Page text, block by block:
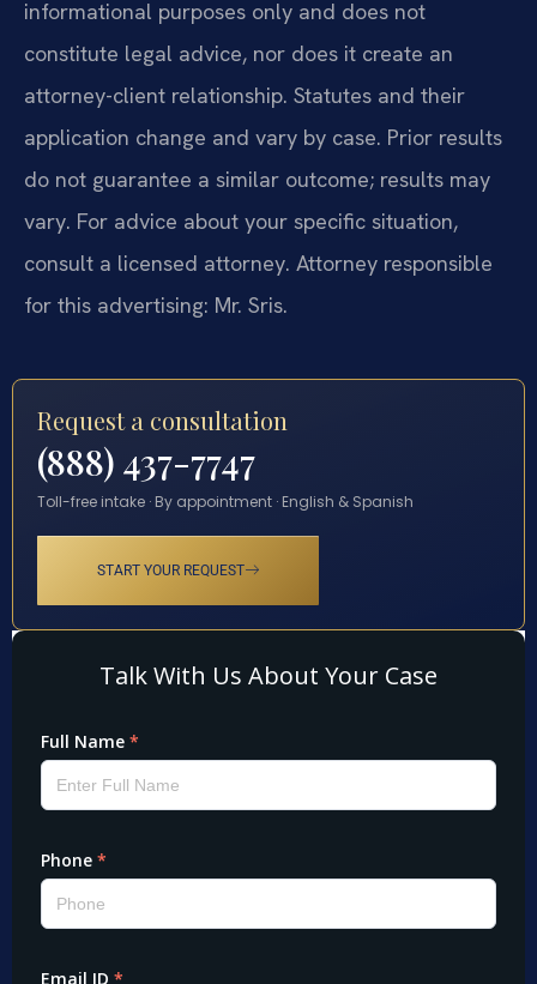
informational purposes only and does not
constitute legal advice, nor does it create an
attorney-client relationship. Statutes and their
application change and vary by case. Prior results
do not guarantee a similar outcome; results may
vary. For advice about your specific situation,
consult a licensed attorney. Attorney responsible
for this advertising: Mr. Sris.
Request a consultation
(888) 437-7747
Toll-free intake · By appointment · English & Spanish
START YOUR REQUEST